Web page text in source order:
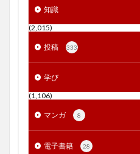
知識
(2,015)
投稿 333
学び
(1,106)
マンガ 8
電子書籍 28